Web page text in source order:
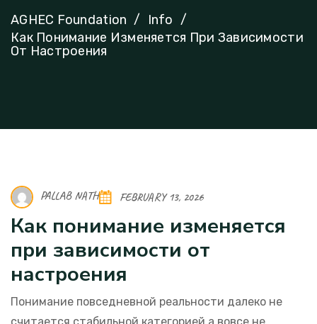
AGHEC Foundation
Info
Как Понимание Изменяется При Зависимости
От Настроения
PALLAB NATH FEBRUARY 13, 2026
Как понимание изменяется
при зависимости от
настроения
Понимание повседневной реальности далеко не